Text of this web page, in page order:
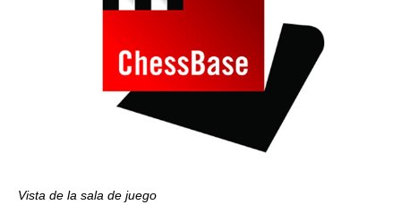
Vista de la sala de juego